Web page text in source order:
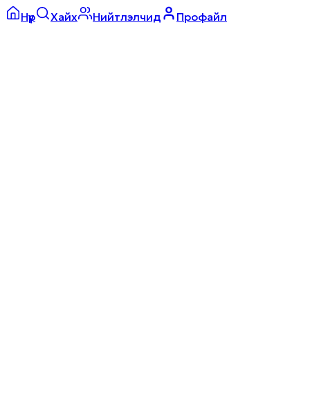
Нүүр Хайх Нийтлэлчид Профайл